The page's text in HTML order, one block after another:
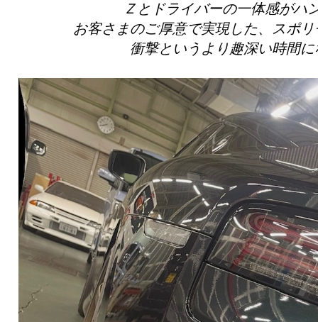
Ｚとドライバーの一体感がハ
お客さまのご厚意で実現した、スポ
衝撃というより趣深い時間